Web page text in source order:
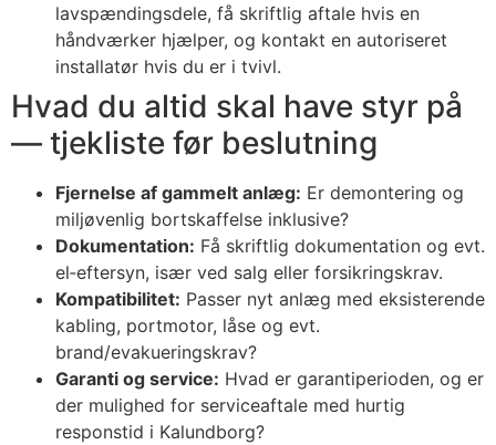
lavspændingsdele, få skriftlig aftale hvis en
håndværker hjælper, og kontakt en autoriseret
installatør hvis du er i tvivl.
Hvad du altid skal have styr på
— tjekliste før beslutning
Fjernelse af gammelt anlæg: Er demontering og
miljøvenlig bortskaffelse inklusive?
Dokumentation: Få skriftlig dokumentation og evt.
el‑eftersyn, især ved salg eller forsikringskrav.
Kompatibilitet: Passer nyt anlæg med eksisterende
kabling, portmotor, låse og evt.
brand/evakueringskrav?
Garanti og service: Hvad er garantiperioden, og er
der mulighed for serviceaftale med hurtig
responstid i Kalundborg?